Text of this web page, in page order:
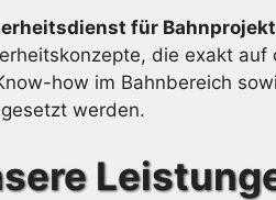
für
die exakt
how im Bahnbereich
werden.